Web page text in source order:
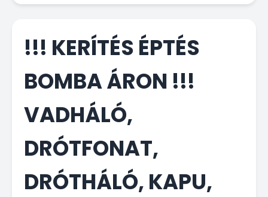
!!! KERÍTÉS ÉPTÉS
BOMBA ÁRON !!!
VADHÁLÓ,
DRÓTFONAT,
DRÓTHÁLÓ, KAPU,